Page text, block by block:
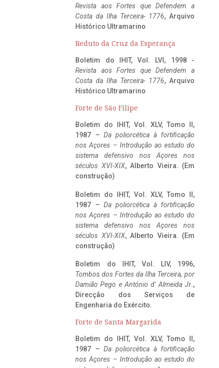
Revista aos Fortes que Defendem a
Costa da Ilha Terceira- 1776, Arquivo
Histórico Ultramarino
Reduto da Cruz da Esperança
Boletim do IHIT, Vol. LVI, 1998 -
Revista aos Fortes que Defendem a
Costa da Ilha Terceira- 1776, Arquivo
Histórico Ultramarino
Forte de São Filipe
Boletim do IHIT, Vol. XLV, Tomo II,
1987 – Da poliorcética à fortificação
nos Açores – Introdução ao estudo do
sistema defensivo nos Açores nos
séculos XVI-XIX, Alberto Vieira. (Em
construção)
Boletim do IHIT, Vol. XLV, Tomo II,
1987 – Da poliorcética à fortificação
nos Açores – Introdução ao estudo do
sistema defensivo nos Açores nos
séculos XVI-XIX, Alberto Vieira. (Em
construção)
Boletim do IHIT, Vol. LIV, 1996,
Tombos dos Fortes da Ilha Terceira, por
Damião Pego e António d’ Almeida Jr.,
Direcção dos Serviços de
Engenharia do Exército.
Forte de Santa Margarida
Boletim do IHIT, Vol. XLV, Tomo II,
1987 – Da poliorcética à fortificação
nos Açores – Introdução ao estudo do